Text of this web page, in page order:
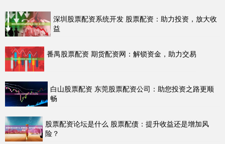
深圳股票配资系统开发 股票配资：助力投资，放大收
益
番禺股票配资 期货配资网：解锁资金，助力交易
白山股票配资 东莞股票配资公司：助您投资之路更顺
畅
股票配资论坛是什么 股票配债：提升收益还是增加风
险？